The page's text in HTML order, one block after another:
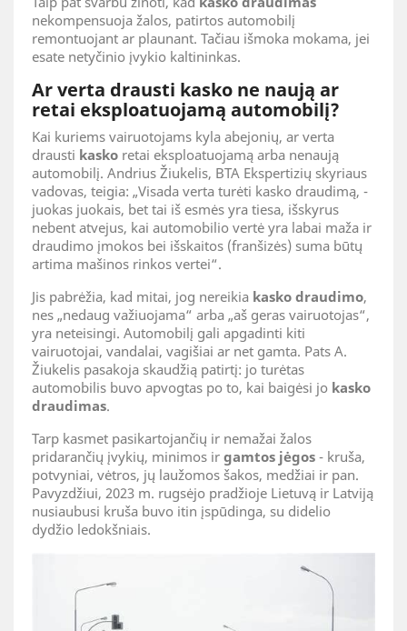
nekompensuoja žalos, patirtos automobilį
remontuojant ar plaunant. Tačiau išmoka mokama, jei
esate netyčinio įvykio kaltininkas.
Ar verta drausti kasko ne naują ar
retai eksploatuojamą automobilį?
Kai kuriems vairuotojams kyla abejonių, ar verta
drausti kasko retai eksploatuojamą arba nenaują
automobilį. Andrius Žiukelis, BTA Ekspertizių skyriaus
vadovas, teigia: „Visada verta turėti kasko draudimą, -
juokas juokais, bet tai iš esmės yra tiesa, išskyrus
nebent atvejus, kai automobilio vertė yra labai maža ir
draudimo įmokos bei išskaitos (franšizės) suma būtų
artima mašinos rinkos vertei“.
Jis pabrėžia, kad mitai, jog nereikia kasko draudimo,
nes „nedaug važiuojama“ arba „aš geras vairuotojas“,
yra neteisingi. Automobilį gali apgadinti kiti
vairuotojai, vandalai, vagišiai ar net gamta. Pats A.
Žiukelis pasakoja skaudžią patirtį: jo turėtas
automobilis buvo apvogtas po to, kai baigėsi jo kasko
draudimas.
Tarp kasmet pasikartojančių ir nemažai žalos
pridarančių įvykių, minimos ir gamtos jėgos - kruša,
potvyniai, vėtros, jų laužomos šakos, medžiai ir pan.
Pavyzdžiui, 2023 m. rugsėjo pradžioje Lietuvą ir Latviją
nusiaubusi kruša buvo itin įspūdinga, su didelio
dydžio ledokšniais.